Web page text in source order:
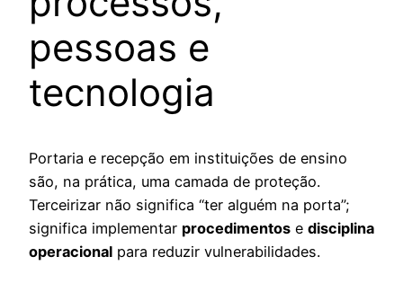
pessoas e
tecnologia
Portaria e recepção em instituições de ensino
são, na prática, uma camada de proteção.
Terceirizar não significa “ter alguém na porta”;
significa implementar procedimentos e disciplina
operacional para reduzir vulnerabilidades.